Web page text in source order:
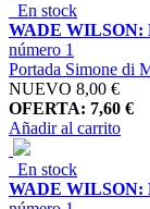
En stock
WADE WILSON:
número 1
Portada Simone di
NUEVO 8,00 €
OFERTA: 7,60 €
Añadir al carrito
En stock
WADE WILSON: